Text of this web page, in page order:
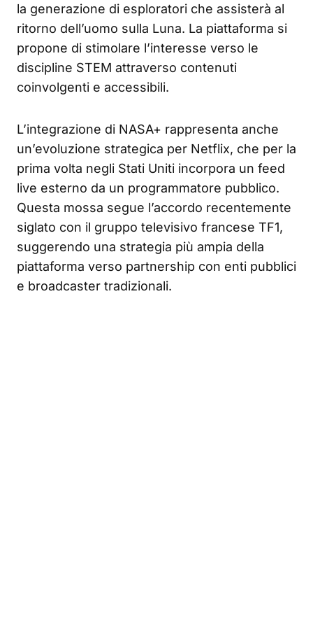
la generazione di esploratori che assisterà al
ritorno dell’uomo sulla Luna. La piattaforma si
propone di stimolare l’interesse verso le
discipline STEM attraverso contenuti
coinvolgenti e accessibili.
L’integrazione di NASA+ rappresenta anche
un’evoluzione strategica per Netflix, che per la
prima volta negli Stati Uniti incorpora un feed
live esterno da un programmatore pubblico.
Questa mossa segue l’accordo recentemente
siglato con il gruppo televisivo francese TF1,
suggerendo una strategia più ampia della
piattaforma verso partnership con enti pubblici
e broadcaster tradizionali.